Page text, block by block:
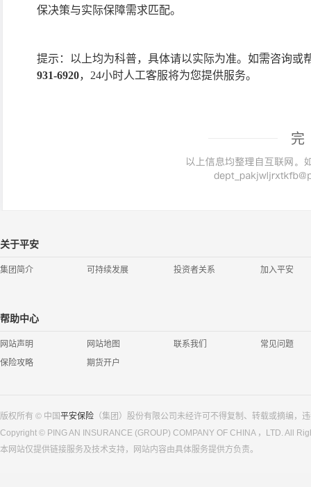
保决策与实际保障需求匹配。
提示 ：以上均为科普，具体请以实际为准。 如需咨询或
931-6920， 24小时人工客服将为您提供服务。
完
关于平安
集团简介 可持续发展 投资者关系 加入平安
帮助中心
网站声明 网站地图 联系我们
常见问题
保险攻略
期货开户
版权所有 © 中国平安保险 （集团）股份有限公司未经许可不得复制、转载或摘编，
Copyright © PING AN INSURANCE (GROUP) COMPANY OF CHINA ，LTD. All
本网站仅提供链接服务及技术支持，网站内容由具体服务提供方负责。